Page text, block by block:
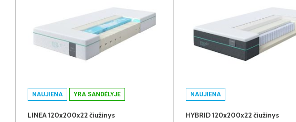
NAUJIENA YRA SANDĖLYJE
LINEA 120x200x22 čiužinys
NAUJIENA
HYBRID 120x200x22 čiužinys